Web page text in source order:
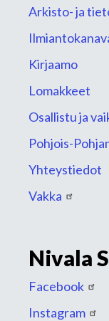
Arkisto- ja
Kirjaamo
Lomakkeet
Osallistu ja
Pohjois-
Yhteystiedot
Vakka
Nivala
Facebook
Instagram